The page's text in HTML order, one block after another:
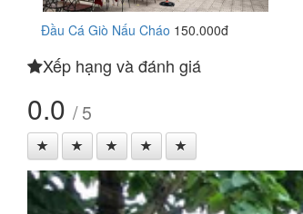
Đầu Cá Giò Nấu Cháo 150.000đ
Xếp hạng và đánh giá
0.0 / 5